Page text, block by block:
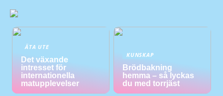
ÄTA UTE
Det växande
intresset för
internationella
matupplevelser
KUNSKAP
Brödbakning
hemma – så lyckas
du med torrjäst